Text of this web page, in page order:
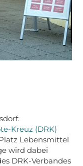
Kreuz (DRK)
Lebensmittel
wird dabei
DRK-Verbandes